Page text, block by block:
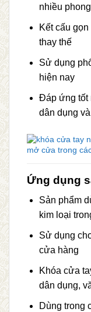
nhiều
Kết cấu
thay thế
Sử dụng
hiện nay
Đáp ứng tốt
dân dụng
Ứng dụng
Sản phẩm
kim loại
Sử dụng
cửa hàng
Khóa cửa
dân dụng,
Dùng trong